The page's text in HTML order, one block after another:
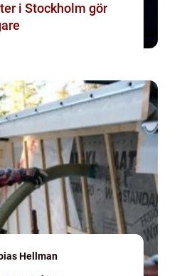
i Stockholm gör
Hellman